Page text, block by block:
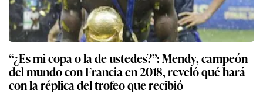
“¿Es mi copa o la de ustedes?”: Mendy, campeón
del mundo con Francia en 2018, reveló qué hará
con la réplica del trofeo que recibió